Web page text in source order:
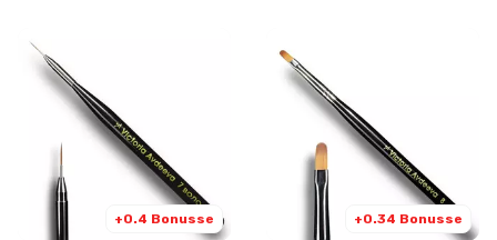
+0.4 Bonusse +0.34 Bonusse